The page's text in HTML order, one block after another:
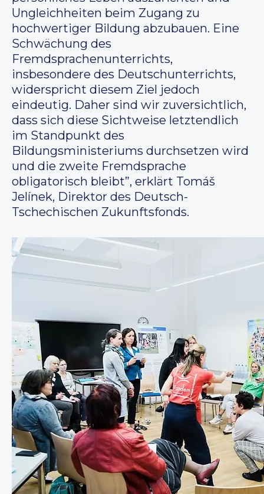
Ungleichheiten beim Zugang zu
hochwertiger Bildung abzubauen. Eine
Schwächung des
Fremdsprachenunterrichts,
insbesondere des Deutschunterrichts,
widerspricht diesem Ziel jedoch
eindeutig. Daher sind wir zuversichtlich,
dass sich diese Sichtweise letztendlich
im Standpunkt des
Bildungsministeriums durchsetzen wird
und die zweite Fremdsprache
obligatorisch bleibt”, erklärt Tomáš
Jelínek, Direktor des Deutsch-
Tschechischen Zukunftsfonds.